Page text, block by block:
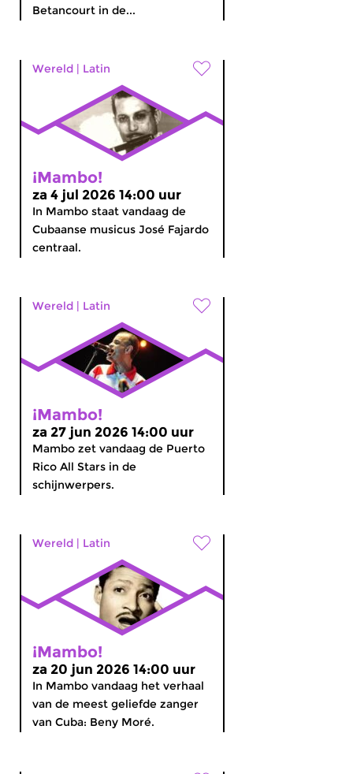
Betancourt in de...
Wereld | Latin
¡Mambo!
za 4 jul 2026 14:00 uur
In Mambo staat vandaag de
Cubaanse musicus José Fajardo
centraal.
Wereld | Latin
¡Mambo!
za 27 jun 2026 14:00 uur
Mambo zet vandaag de Puerto
Rico All Stars in de
schijnwerpers.
Wereld | Latin
¡Mambo!
za 20 jun 2026 14:00 uur
In Mambo vandaag het verhaal
van de meest geliefde zanger
van Cuba: Beny Moré.